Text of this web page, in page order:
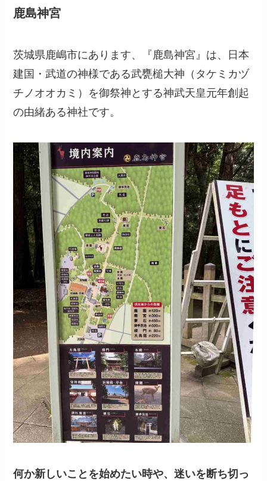
鹿島神宮
茨城県鹿嶋市にあります、『鹿島神宮』は、日本
建国・武道の神様である武甕槌大神（タケミカヅ
チノオオカミ）を御祭神とする神武天皇元年創起
の由緒ある神社です。
何か新しいことを始めたい時や、迷いを断ち切っ